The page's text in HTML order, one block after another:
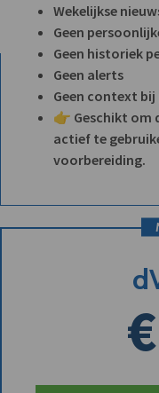
Wekelijkse
Geen
Geen historiek
Geen alerts
Geen context
👉 Geschikt om
actief te
voorbereiding.